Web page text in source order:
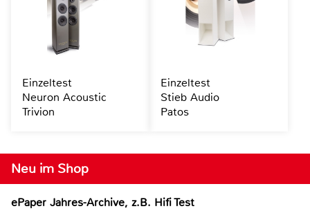
Neu im Shop
ePaper Jahres-Archive, z.B. Hifi Test
Einzeltest
Neuron Acoustic
Trivion
Einzeltest
Stieb Audio
Patos